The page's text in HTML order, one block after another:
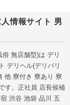
情報サイト 男
無店舗型)は デリ
デリヘル(デリバリ
他 寮付き 寮あり 寮
す。正社員 店長候補
渋谷 池袋 品川 五